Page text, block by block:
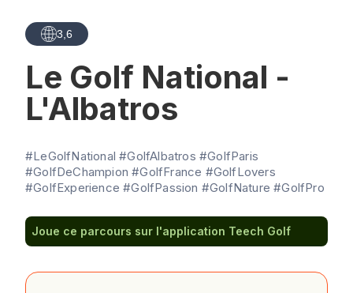
3,6
Le Golf National -
L'Albatros
#LeGolfNational #GolfAlbatros #GolfParis
#GolfDeChampion #GolfFrance #GolfLovers
#GolfExperience #GolfPassion #GolfNature #GolfPro
Joue ce parcours sur l'application Teech Golf